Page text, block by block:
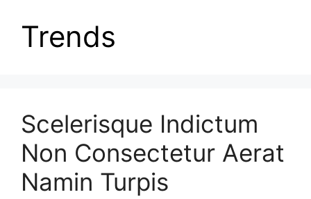
Trends
Scelerisque Indictum
Non Consectetur Aerat
Namin Turpis